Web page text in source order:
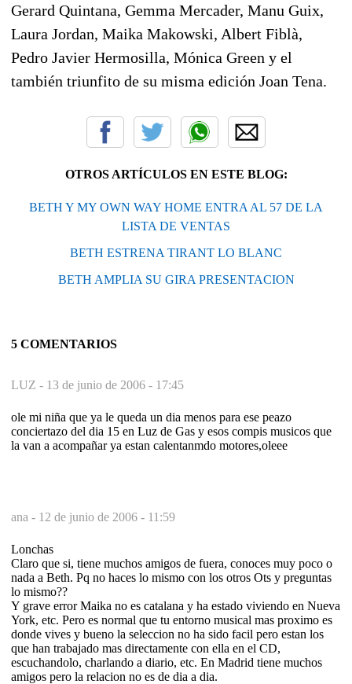
Gerard Quintana, Gemma Mercader, Manu Guix,
Laura Jordan, Maika Makowski, Albert Fiblà,
Pedro Javier Hermosilla, Mónica Green y el
también triunfito de su misma edición Joan Tena.
OTROS ARTÍCULOS EN ESTE BLOG:
BETH Y MY OWN WAY HOME ENTRA AL 57 DE LA
LISTA DE VENTAS
BETH ESTRENA TIRANT LO BLANC
BETH AMPLIA SU GIRA PRESENTACION
5 COMENTARIOS
LUZ - 13 de junio de 2006 - 17:45
ole mi niña que ya le queda un dia menos para ese peazo
conciertazo del dia 15 en Luz de Gas y esos compis musicos que
la van a acompañar ya estan calentanmdo motores,oleee
ana - 12 de junio de 2006 - 11:59
Lonchas
Claro que si, tiene muchos amigos de fuera, conoces muy poco o
nada a Beth. Pq no haces lo mismo con los otros Ots y preguntas
lo mismo??
Y grave error Maika no es catalana y ha estado viviendo en Nueva
York, etc. Pero es normal que tu entorno musical mas proximo es
donde vives y bueno la seleccion no ha sido facil pero estan los
que han trabajado mas directamente con ella en el CD,
escuchandolo, charlando a diario, etc. En Madrid tiene muchos
amigos pero la relacion no es de dia a dia.